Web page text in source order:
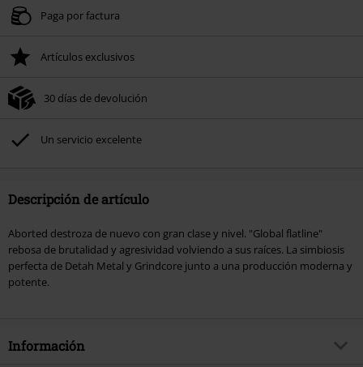
Paga por factura
Artículos exclusivos
30 días de devolución
Un servicio excelente
Descripción de artículo
Aborted destroza de nuevo con gran clase y nivel. "Global flatline"
rebosa de brutalidad y agresividad volviendo a sus raíces. La simbiosis
perfecta de Detah Metal y Grindcore junto a una producción moderna y
potente.
Información